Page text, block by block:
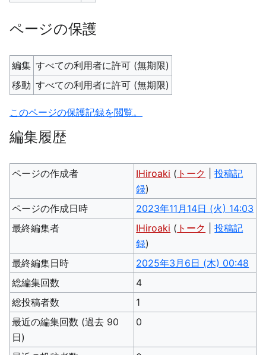
ページの保護
編集 すべての利用者に許可 (無期限)
移動 すべての利用者に許可 (無期限)
このページの保護記録を閲覧。
編集履歴
ページの作成者 IHiroaki ( トーク |投稿記
録)
ページの作成日時
2023年11月14日 (火) 14:03
最終編集者
IHiroaki ( トーク |投稿記
録)
最終編集日時
2025年3月6日 (木) 00:48
総編集回数
4
総投稿者数
1
最近の編集回数 (過去 90
日)
0